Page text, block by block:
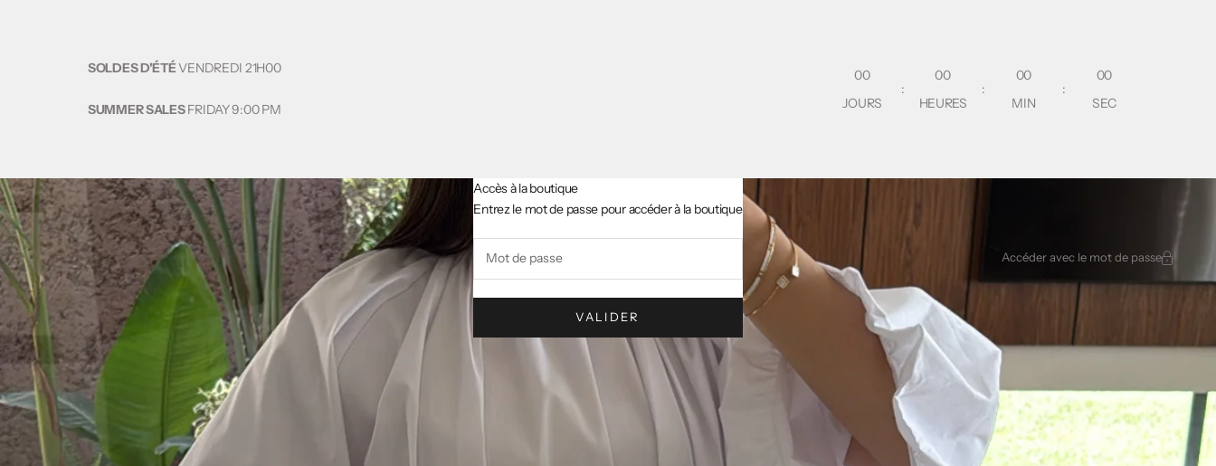
SOLDES D'ÉTÉVENDREDI 21H00
SUMMER SALESFRIDAY9:00 PM
00
JOURS
:
00
HEURES
:
00
MIN
:
00
SEC
AsslCollectionParis
Accéder avec le mot de passe
Accès à la boutique
Entrez le mot de passe pour accéder à la boutique
VALIDER